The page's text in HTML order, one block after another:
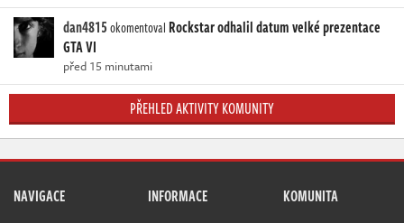
dan4815okomentoval Rockstar odhalil datum velké prezentace
GTA VI
před 15 minutami
PŘEHLED AKTIVITY KOMUNITY
NAVIGACE INFORMACE KOMUNITA